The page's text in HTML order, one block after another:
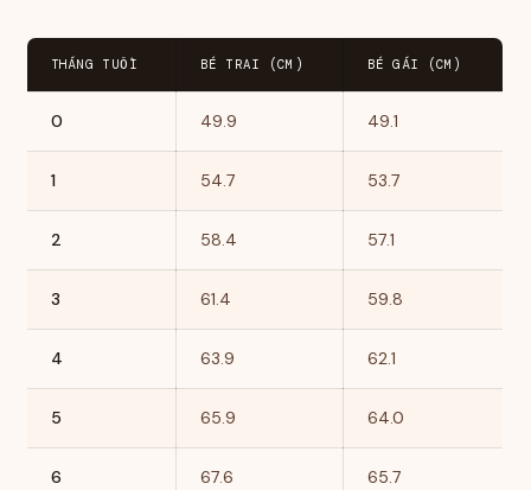
THÁNG TUỔI BÉ TRAI (CM) BÉ GÁI (CM)
0 49.9 49.1
1 54.7 53.7
2 58.4 57.1
3 61.4 59.8
4 63.9 62.1
5 65.9 64.0
6 67.6 65.7